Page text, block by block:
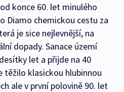
konce 60. let minulého
Diamo chemickou cestu za
je sice nejlevnější, na
dopady. Sanace území
let a přijde na 40
těžilo klasickou hlubinnou
ale v první polovině 90. let